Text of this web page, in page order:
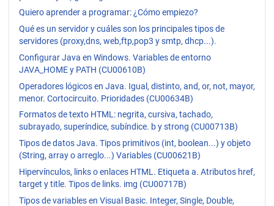
Quiero aprender a programar: ¿Cómo empiezo?
Qué es un servidor y cuáles son los principales tipos de
servidores (proxy,dns, web,ftp,pop3 y smtp, dhcp...).
Configurar Java en Windows. Variables de entorno
JAVA_HOME y PATH (CU00610B)
Operadores lógicos en Java. Igual, distinto, and, or, not, mayor,
menor. Cortocircuito. Prioridades (CU00634B)
Formatos de texto HTML: negrita, cursiva, tachado,
subrayado, superíndice, subíndice. b y strong (CU00713B)
Tipos de datos Java. Tipos primitivos (int, boolean...) y objeto
(String, array o arreglo...) Variables (CU00621B)
Hipervínculos, links o enlaces HTML. Etiqueta a. Atributos href,
target y title. Tipos de links. img (CU00717B)
Tipos de variables en Visual Basic. Integer, Single, Double,